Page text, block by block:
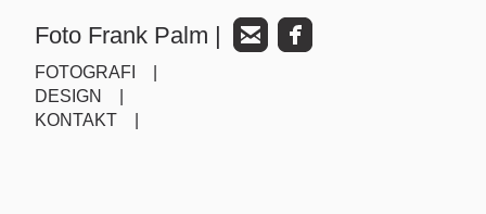
Foto Frank Palm |
FOTOGRAFI |
DESIGN |
KONTAKT |